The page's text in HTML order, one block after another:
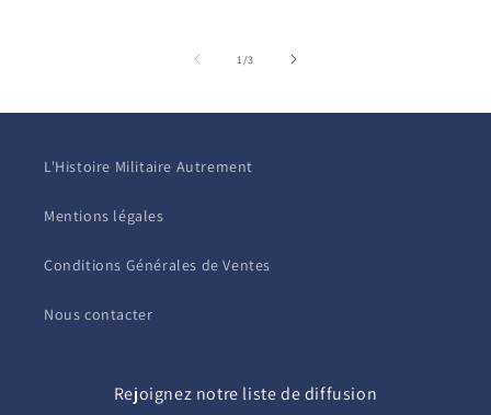
1/de
3
L'Histoire Militaire Autrement
Mentions légales
Conditions Générales de Ventes
Nous contacter
Rejoignez notre liste de diffusion